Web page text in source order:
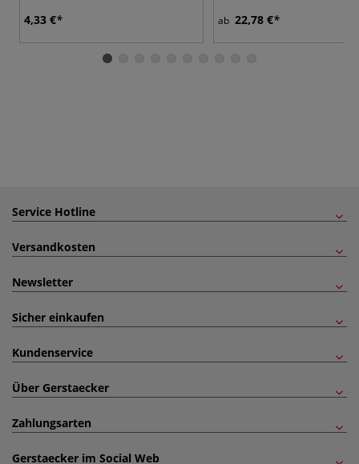
4,33 € ab 22,78 €
Service Hotline
Versandkosten
Newsletter
Sicher einkaufen
Kundenservice
Über Gerstaecker
Zahlungsarten
Gerstaecker im Social Web